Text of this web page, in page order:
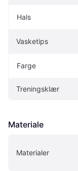
Hals
Vasketips
Farge
Treningsklær
Materiale
Materialer